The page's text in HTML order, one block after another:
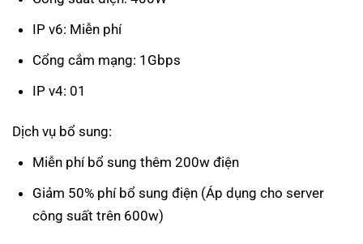
IP v6: Miễn phí
Cổng cắm mạng: 1Gbps
IP v4: 01
Dịch vụ bổ sung:
Miễn phí bổ sung thêm 200w điện
Giảm 50% phí bổ sung điện (Áp dụng cho server
công suất trên 600w)